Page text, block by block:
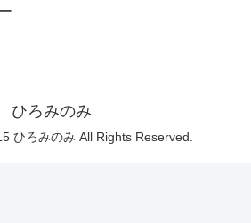
ひろみのみ
ひろみのみ All Rights Reserved.